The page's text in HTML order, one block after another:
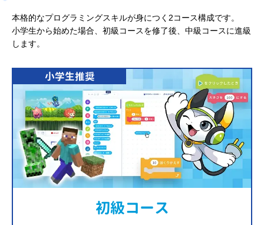
本格的なプログラミングスキルが身につく2コース構成です。
小学生から始めた場合、初級コースを修了後、中級コースに進級
します。
小学生推奨
初級コース